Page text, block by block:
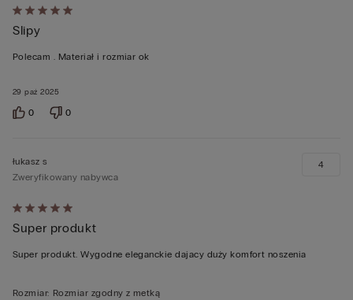
Ocena
5
z
29 paź 2025
Slipy
Polecam . Materiał i rozmiar ok
0 0
Ocena
5
z
łukasz s
Zweryfikowany nabywca
Super produkt
Super produkt. Wygodne eleganckie dajacy duży komfort noszenia
4
Rozmiar: Rozmiar zgodny z metką